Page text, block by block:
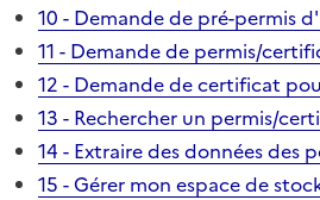
10 - Demande de pré-permis
11 - Demande de permis/
12 - Demande de certificat
13 - Rechercher un permis/
14 - Extraire des données des
15 - Gérer mon espace de